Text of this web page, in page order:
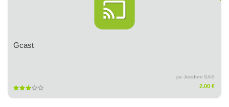
Gcast
par Jeedom SAS
2.00 €